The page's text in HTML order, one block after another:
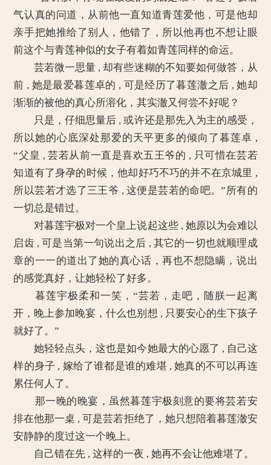
气认真的问道，从前他一直知道青莲爱他，可是他却
亲手把她推给了别人，他错了，所以他再也不想让眼
前这个与青莲神似的女子有着如青莲同样的命运。
芸若微一思量 , 却有些迷糊的不知要如何做答，从
前 , 她是最爱暮莲卓的 , 可是经历了暮莲澈之后 , 她却
渐渐的被他的真心所溶化，其实澈又何尝不好呢？
只是，仔细思量后 , 或许还是那先入为主的感受，
所以她的心底深处那爱的天平更多的倾向了暮莲卓 ,
“父皇 , 芸若从前一直是喜欢五王爷的 , 只可惜在芸若
知道有了身孕的时候，他却好巧不巧的并不在京城里 ,
所以芸若才选了三王爷 , 这便是芸若的命吧。”所有的
一切总是错过。
对暮莲宇极对一个皇上说起这些 , 她原以为会难以
启齿 , 可是当第一句说出之后 , 其它的一切也就顺理成
章的一一的道出了她的真心话，再也不想隐瞒，说出
的感觉真好，让她轻松了好多。
暮莲宇极柔和一笑，“芸若，走吧，随朕一起离
开，晚上参加晚宴，什么也别想 , 只要安心的生下孩子
就好了。”
她轻轻点头，这也是如今她最大的心愿了 , 自己这
样的身子 , 嫁给了谁都是谁的难堪 , 她真的不可以再连
累任何人了。
那一晚的晚宴，虽然暮莲宇极刻意的要将芸若安
排在他那一桌 , 可是芸若拒绝了，她只想陪着暮莲澈安
安静静的度过这一个晚上。
自己错在先 , 这样的一夜 , 她再不会让他难堪了。